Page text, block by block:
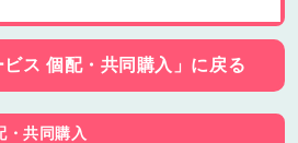
ビス 個配・共同購入」に戻る
・共同購入